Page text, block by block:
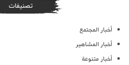
تصنيفات
أخبار المجتمع
أخبار المشاهير
أخبار متنوعة